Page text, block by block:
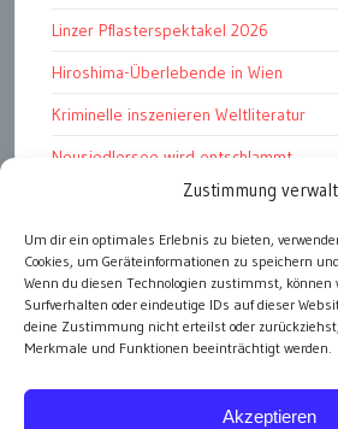
Zustimmung
Um dir ein optimales Erlebnis zu bieten,
Cookies, um Geräteinformationen zu speichern
Wenn du diesen Technologien zustimmst, können
Surfverhalten oder eindeutige IDs auf dieser
deine Zustimmung nicht erteilst oder
Merkmale und Funktionen beeinträchtigt werden.
Akzeptieren
Linzer Pflasterspektakel 2026
Hiroshima-Überlebende in Wien
Kriminelle inszenieren Weltliteratur
Neusiedlersee wird entschlammt
TKG wünscht besinnliches
Fußball WM 2026: „historisch“
Die Wichtigen
alle Artikel